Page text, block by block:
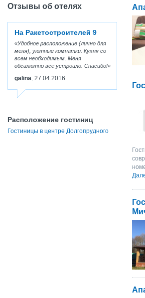
Отзывы об отелях
На Ракетостроителей 9
Удобное расположение (лично для
меня), уютные комнатки. Кухня со
всем необходимым. Меня
обсалютно все устроило. Спасибо!
galina 27.04.2016
Расположение гостиниц
Гостиницы в центре Долгопрудного